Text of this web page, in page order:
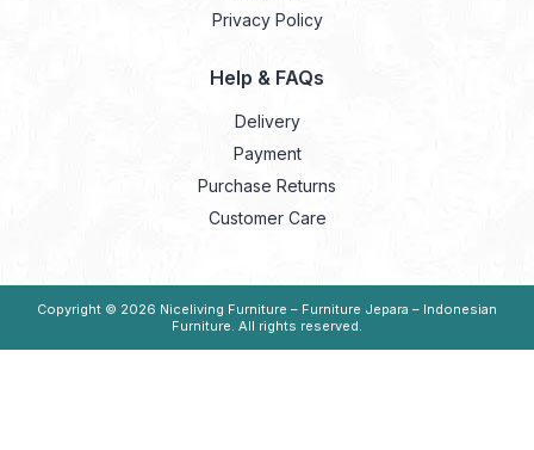
Privacy Policy
Help & FAQs
Delivery
Payment
Purchase Returns
Customer Care
Copyright © 2026 Niceliving Furniture – Furniture Jepara – Indonesian
Furniture. All rights reserved.